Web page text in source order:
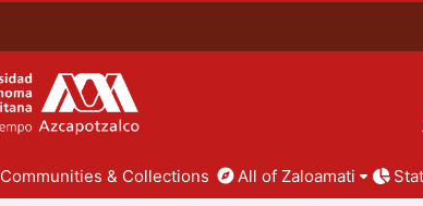
Communities & Collections All of Zaloamati